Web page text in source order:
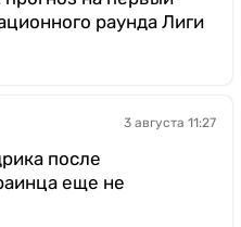
раунда Лиги
3 августа 11:27
после
еще не